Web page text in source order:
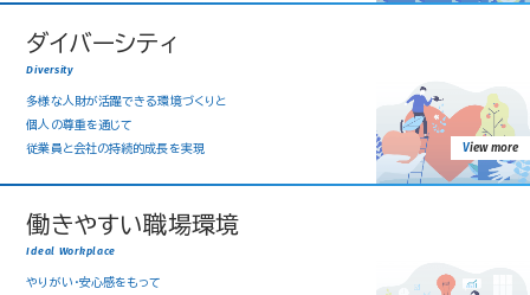
ダイバーシティ
Diversity
多様な人財が活躍できる環境づくりと
個人の尊重を通じて
従業員と会社の持続的成長を実現
view more
働きやすい職場環境
Ideal Workplace
やりがい・安心感をもって